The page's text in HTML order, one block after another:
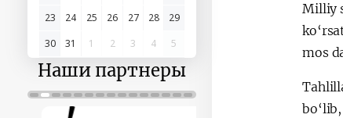
23
24 25 26 27 28
29
30
31 1 2 3 4 5
Наши партнеры
Milliy
mos